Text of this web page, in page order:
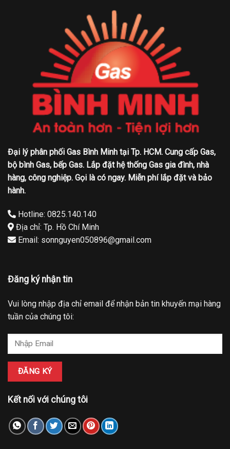
Đại lý phân phối Gas Bình Minh tại Tp. HCM. Cung cấp Gas,
bộ bình Gas, bếp Gas. Lắp đặt hệ thống Gas gia đình, nhà
hàng, công nghiệp. Gọi là có ngay. Miễn phí lắp đặt và bảo
hành.
Hotline: 0825.140.140
Địa chỉ: Tp. Hồ Chí Minh
Email: sonnguyen050896@gmail.com
Đăng ký nhận tin
Vui lòng nhập địa chỉ email để nhận bản tin khuyến mại hàng
tuần của chúng tôi:
Kết nối với chúng tôi